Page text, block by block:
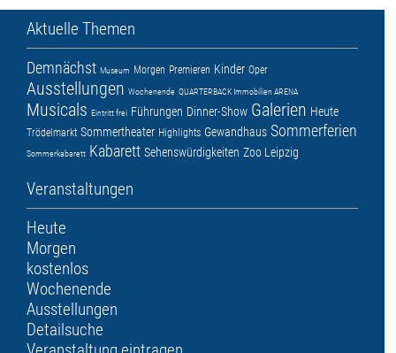
Aktuelle Themen
Demnächst Museum Morgen Premieren Kinder Oper
Ausstellungen Wochenende QUARTERBACK Immobilien ARENA
Musicals Eintritt frei Führungen Dinner-Show Galerien Heute
Trödelmarkt Sommertheater Highlights Gewandhaus Sommerferien
Sommerkabarett Kabarett Sehenswürdigkeiten Zoo Leipzig
Veranstaltungen
Heute
Morgen
kostenlos
Wochenende
Ausstellungen
Detailsuche